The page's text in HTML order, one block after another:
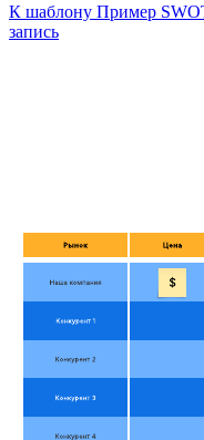
К шаблону Пример
запись